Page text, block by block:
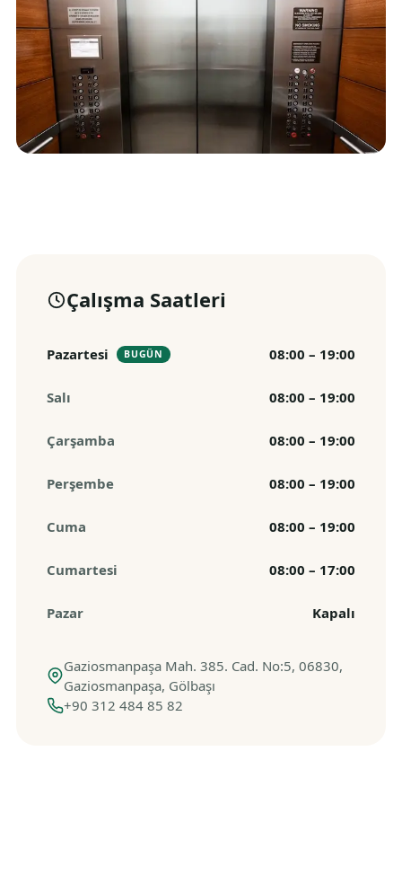
Çalışma Saatleri
Pazartesi BUGÜN 08:00 – 19:00
Salı 08:00 – 19:00
Çarşamba 08:00 – 19:00
Perşembe 08:00 – 19:00
Cuma 08:00 – 19:00
Cumartesi 08:00 – 17:00
Pazar Kapalı
Gaziosmanpaşa Mah. 385. Cad. No:5, 06830,
Gaziosmanpaşa, Gölbaşı
+90 312 484 85 82